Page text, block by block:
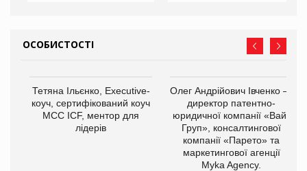
ОСОБИСТОСТІ
Тетяна Ільєнко, Executive-
коуч, сертифікований коуч
МСС ICF, ментор для
лідерів
Олег Андрійович Івченко —
директор патентно-
юридичної компанії «Вайз
Груп», консалтингової
компанії «Парето» та
маркетингової агенції
Myka Agency.